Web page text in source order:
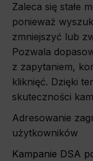
Zaleca się stałe
ponieważ
zmniejszyć lub
Pozwala
z zapytaniem,
kliknięć. Dzięki
skuteczności
Adresowanie
użytkowników
Kampanie DSA